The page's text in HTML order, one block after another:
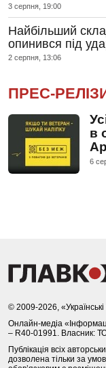
3 серпня, 19:00
Найбільший
опинився під
2 серпня, 13:06
ПРЕС-
в
6
© 2009-2026,
Онлайн-медіа
– R40-01991. Власник:
Публікація всіх
дозволена тільки за